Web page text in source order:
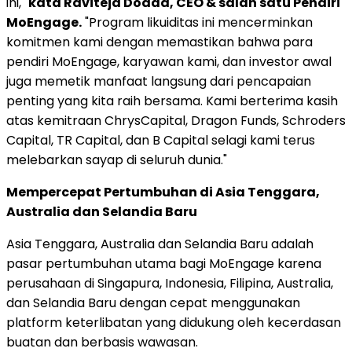
MoEngage."Program likuiditas ini mencerminkan
komitmen kami dengan memastikan bahwa para
pendiri MoEngage, karyawan kami, dan investor awal
juga memetik manfaat langsung dari pencapaian
penting yang kita raih bersama. Kami berterima kasih
atas kemitraan ChrysCapital, Dragon Funds, Schroders
Capital, TR Capital, dan B Capital selagi kami terus
melebarkan sayap di seluruh dunia."
Mempercepat Pertumbuhan diAsia Tenggara,
Australia dan Selandia Baru
Asia Tenggara,AustraliadanSelandia Baruadalah
pasar pertumbuhan utama bagi MoEngage karena
perusahaan di Singapura, Indonesia, Filipina,Australia,
danSelandia Barudengan cepat menggunakan
platform keterlibatan yang didukung oleh kecerdasan
buatan dan berbasis wawasan.